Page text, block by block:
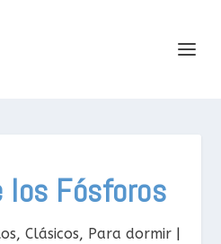
los Fósforos
, Clásicos, Para dormir|